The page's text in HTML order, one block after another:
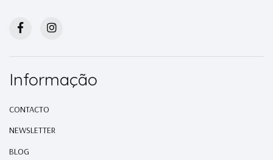
Informação
CONTACTO
NEWSLETTER
BLOG